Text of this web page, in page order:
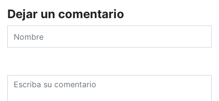
Dejar un comentario